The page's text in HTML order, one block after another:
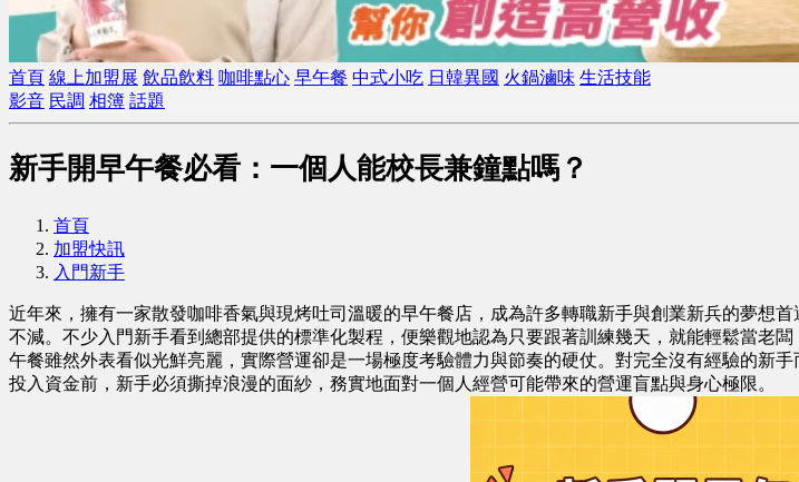
首頁 線上加盟展 飲品飲料 咖啡點心 早午餐 中式小吃 日韓異國 火鍋滷味 生活技能
影音 民調 相簿 話題
新手開早午餐必看：一個人能校長兼鐘點嗎？
首頁
加盟快訊
入門新手
近年來，擁有一家散發咖啡香氣與現烤吐司溫暖的早午餐店，成為許多轉職新手與創業新兵的夢想
不減。不少入門新手看到總部提供的標準化製程，便樂觀地認為只要跟著訓練幾天，就能輕鬆當老
午餐雖然外表看似光鮮亮麗，實際營運卻是一場極度考驗體力與節奏的硬仗。對完全沒有經驗的新
投入資金前，新手必須撕掉浪漫的面紗，務實地面對一個人經營可能帶來的營運盲點與身心極限。